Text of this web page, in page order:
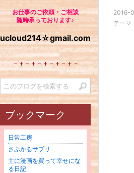
2016-
テーマ
お仕事のご依頼・ご相談
随時承っております♪
ucloud214☆gmail.com
－＋－＋－＋－＋－＋－
ブックマーク
日常工房
さぶかるサプリ
主に漫画を買って幸せにな
る日記